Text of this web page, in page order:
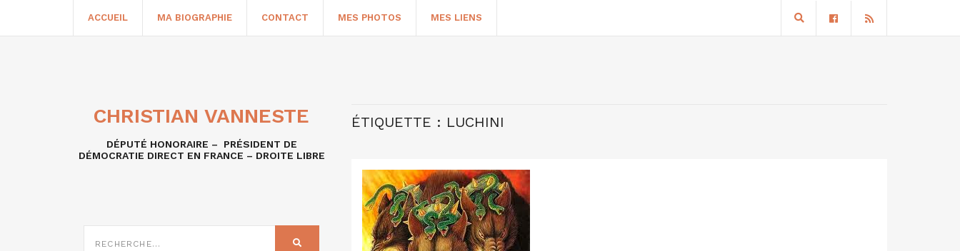
ACCUEIL MA BIOGRAPHIE CONTACT MES PHOTOS MES LIENS
ÉTIQUETTE : LUCHINI
CHRISTIAN VANNESTE
DÉPUTÉ HONORAIRE – PRÉSIDENT DE
DÉMOCRATIE DIRECT EN FRANCE – DROITE LIBRE
SUR